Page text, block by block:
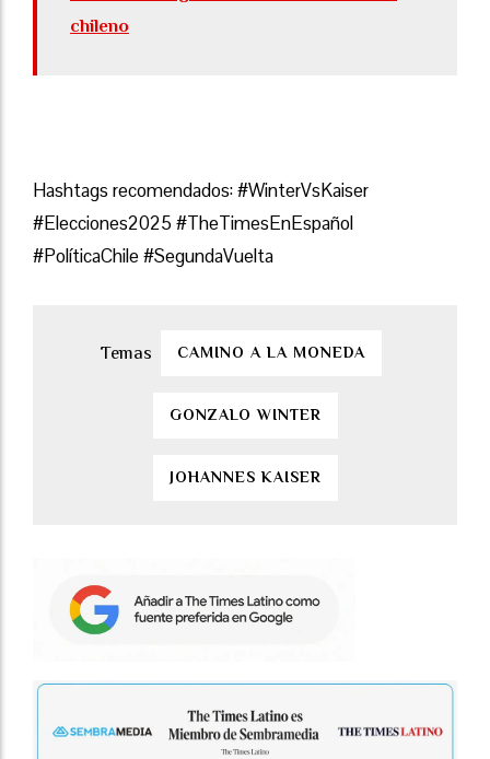
chileno
Hashtags recomendados: #WinterVsKaiser
#Elecciones2025 #TheTimesEnEspañol
#PolíticaChile #SegundaVuelta
CAMINO A LA MONEDA
GONZALO WINTER
JOHANNES KAISER